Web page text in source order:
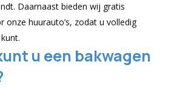
Daarnaast bieden wij gratis
onze huurauto’s, zodat u volledig
u een bakwagen